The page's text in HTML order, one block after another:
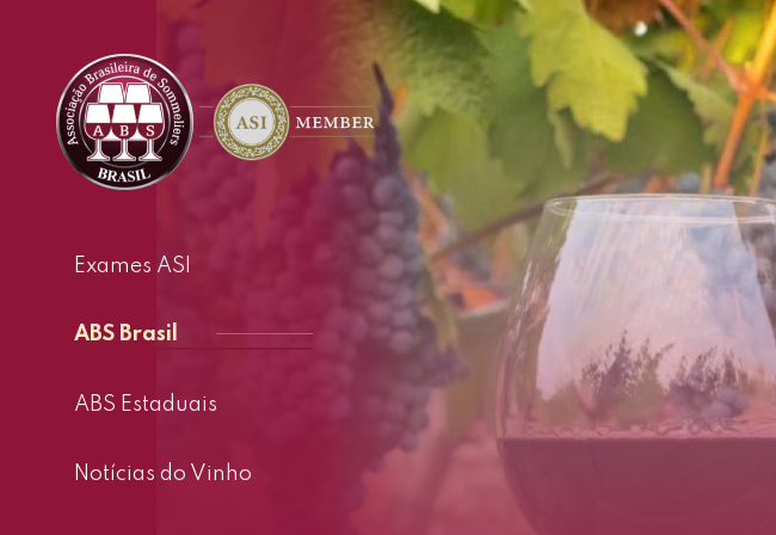
Exames ASI
ABS Brasil
ABS Estaduais
Notícias do Vinho